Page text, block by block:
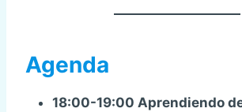
Agenda
18:00-19:00 Aprendiendo